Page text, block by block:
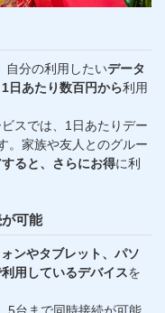
自分の利用したいデータ
日あたり数百円から利用
スでは、1日あたりデー
。家族や友人とのグルー
ると、さらにお得に利
可能
ンやタブレット、パソ
利用しているデバイスを